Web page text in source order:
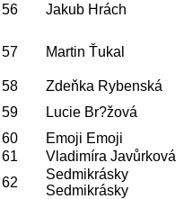
56
Jakub Hrách
57 Martin Ťukal
58 Zdeňka Rybenská
59
Lucie Br?žová
60
Emoji Emoji
61
Vladimíra Javůrková
62
Sedmikrásky
Sedmikrásky